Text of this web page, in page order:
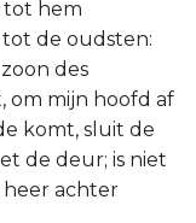
tot hem
de oudsten:
des
om mijn hoofd af
komt, sluit de
de deur; is niet
heer achter